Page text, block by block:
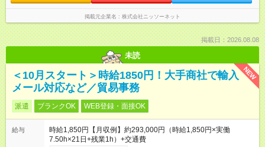
掲載元企業名 株式会社ニッソーネット
掲載日：2026.08.08
未読
NEW
＜10月スタート＞時給1850円！大手商社で輸入
メール対応など／貿易事務
派遣 ブランクOK WEB登録・面接OK
給与
時給1,850円【月収例】約293,000円（時給1,850円×実働
7.50h×21日+残業1h）+交通費